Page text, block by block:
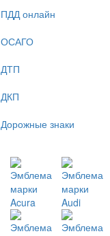
ПДД онлайн
ОСАГО
ДТП
ДКП
Дорожные знаки